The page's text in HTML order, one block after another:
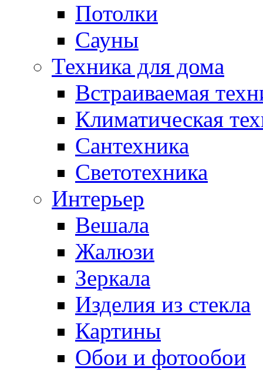
Потолки
Сауны
Техника для дома
Встраиваемая
Климатическая
Сантехника
Светотехника
Интерьер
Вешала
Жалюзи
Зеркала
Изделия из стекла
Картины
Обои и фотообои